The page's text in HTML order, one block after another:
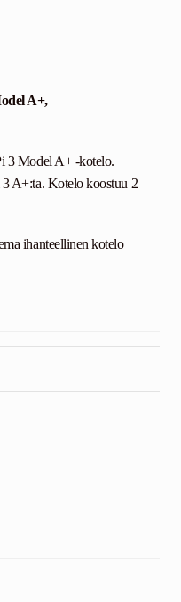
A+,
3 Model A+ -kotelo.
3 A+:ta. Kotelo koostuu 2
ihanteellinen kotelo